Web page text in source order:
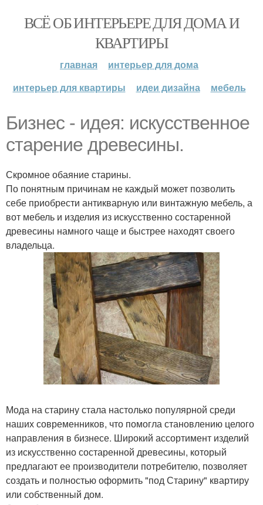
ВСЁ ОБ ИНТЕРЬЕРЕ ДЛЯ ДОМА И
КВАРТИРЫ
главная
интерьер для дома
интерьер для квартиры
идеи дизайна мебель
Бизнес - идея: искусственное
старение древесины.
Скромное обаяние старины.
По понятным причинам не каждый может позволить
себе приобрести антикварную или винтажную мебель, а
вот мебель и изделия из искусственно состаренной
древесины намного чаще и быстрее находят своего
владельца.
Мода на старину стала настолько популярной среди
наших современников, что помогла становлению целого
направления в бизнесе. Широкий ассортимент изделий
из искусственно состаренной древесины, который
предлагают ее производители потребителю, позволяет
создать и полностью оформить "под Старину" квартиру
или собственный дом.